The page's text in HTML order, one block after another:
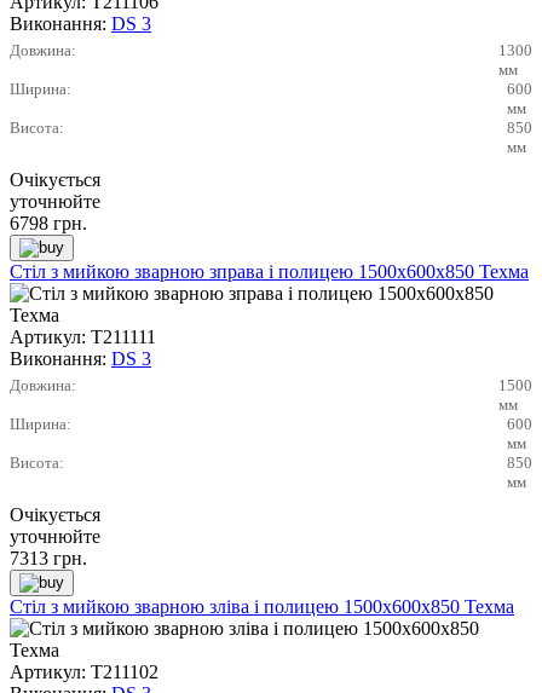
Виконання: DS 3
Довжина:
1300
мм
Ширина:
600
мм
Висота:
850
мм
Очікується
уточнюйте
6798 грн.
Стіл з мийкою зварною зправа і полицею 1500х600х850 Техма
Артикул: Т211111
Виконання: DS 3
Довжина:
1500
мм
Ширина:
600
мм
Висота:
850
мм
Очікується
уточнюйте
7313 грн.
Стіл з мийкою зварною зліва і полицею 1500х600х850 Техма
Артикул: Т211102